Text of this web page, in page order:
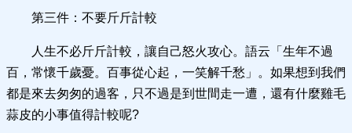
第三件：不要斤斤計較
人生不必斤斤計較，讓自己怒火攻心。語云「生年不過
百，常懷千歲憂。百事從心起，一笑解千愁」。如果想到我們
都是來去匆匆的過客，只不過是到世間走一遭，還有什麼雞毛
蒜皮的小事值得計較呢?